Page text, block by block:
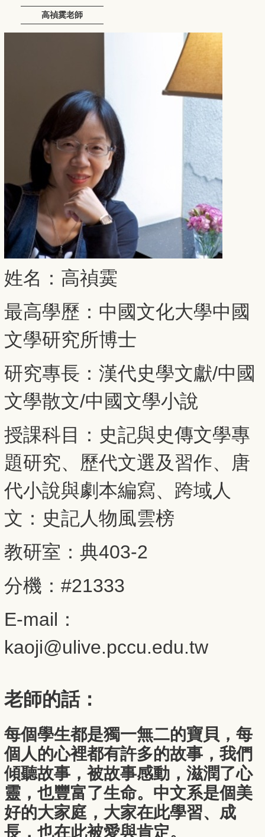
高禎霙老師
姓名：高禎霙
最高學歷：中國文化大學中國
文學研究所博士
研究專長：漢代史學文獻/中國
文學散文/中國文學小說
授課科目：史記與史傳文學專
題研究、歷代文選及習作、唐
代小說與劇本編寫、跨域人
文：史記人物風雲榜
教研室：典403-2
分機：#21333
E-mail：
kaoji@ulive.pccu.edu.tw
老師的話：
每個學生都是獨一無二的寶貝，每
個人的心裡都有許多的故事，我們
傾聽故事，被故事感動，滋潤了心
靈，也豐富了生命。中文系是個美
好的大家庭，大家在此學習、成
長，也在此被愛與肯定。